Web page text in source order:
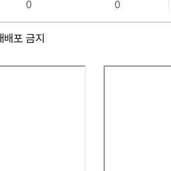
0 0
포 금지